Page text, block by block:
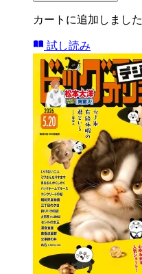
カートに追加しました
試し読み